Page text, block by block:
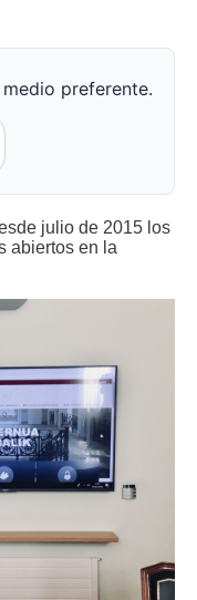
preferente.
julio de 2015 los
abiertos en la